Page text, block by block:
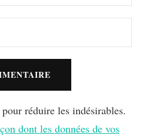
réduire les indésirables.
dont les données de vos